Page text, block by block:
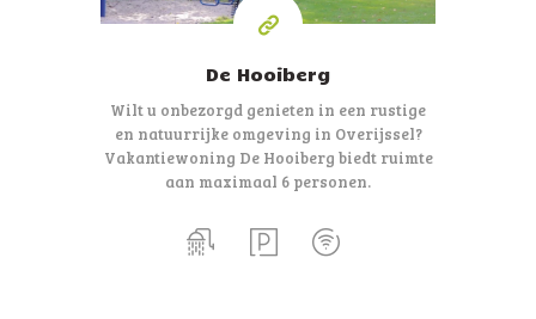
De Hooiberg
Wilt u onbezorgd genieten in een rustige
en natuurrijke omgeving in Overijssel?
Vakantiewoning De Hooiberg biedt ruimte
aan maximaal 6 personen.